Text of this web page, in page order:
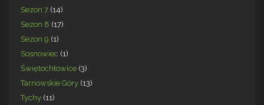
Sezon 7 (14)
Sezon 8 (17)
Sezon 9 (1)
Sosnowiec (1)
Świętochłowice (3)
Tarnowskie Góry (13)
Tychy (11)